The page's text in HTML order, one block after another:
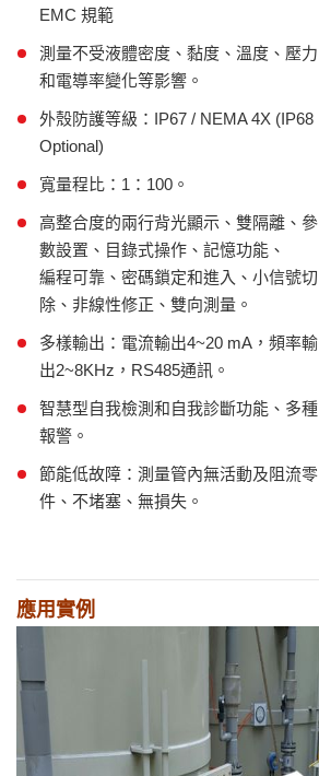
EMC 規範
測量不受液體密度、黏度、溫度、壓力
和電導率變化等影響。
外殼防護等級：IP67 / NEMA 4X (IP68
Optional)
寬量程比：1：100。
高整合度的兩行背光顯示、雙隔離、參
數設置、目錄式操作、記憶功能、
編程可靠、密碼鎖定和進入、小信號切
除、非線性修正、雙向測量。
多樣輸出：電流輸出4~20 mA，頻率輸
出2~8KHz，RS485通訊。
智慧型自我檢測和自我診斷功能、多種
報警。
節能低故障：測量管內無活動及阻流零
件、不堵塞、無損失。
應用實例